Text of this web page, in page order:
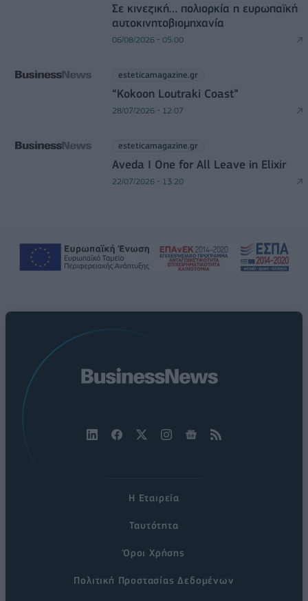
Σε κινεζική… πολιορκία η ευρωπαϊκή
αυτοκινητοβιομηχανία
06/08/2026 - 05:00
esteticamagazine.gr
“Kokoon Loutraki Coast”
28/07/2026 - 12:07
esteticamagazine.gr
Aveda I One for All Leave in Elixir
22/07/2026 - 13:20
Η Εταιρεία
Ταυτότητα
Όροι Χρήσης
Πολιτική Προστασίας Δεδομένων